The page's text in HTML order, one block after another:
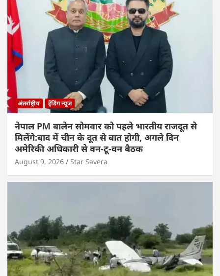
अंतर्राष्ट्रीय ट्रेंडिंग न्यूज
नेपाल PM बालेन सोमवार को पहले भारतीय राजदूत से
मिलेंगे:बाद में चीन के दूत से बात होगी, अगले दिन
अमेरिकी अधिकारी से वन-टू-वन बैठक
August 9, 2026 Star Savera